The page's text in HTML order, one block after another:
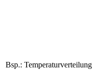
Bsp.: Temperaturverteilung